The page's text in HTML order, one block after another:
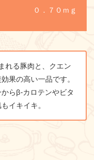
０．７０ｍｇ
れる豚肉と、クエン
果の高い一品です。
らβ-カロテンやビタ
イキイキ。